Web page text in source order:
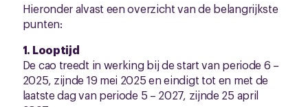
Hieronder alvast een overzicht van de belangrijkste
punten:
1. Looptijd
De cao treedt in werking bij de start van periode 6 –
2025, zijnde 19 mei 2025 en eindigt tot en met de
laatste dag van periode 5 – 2027, zijnde 25 april